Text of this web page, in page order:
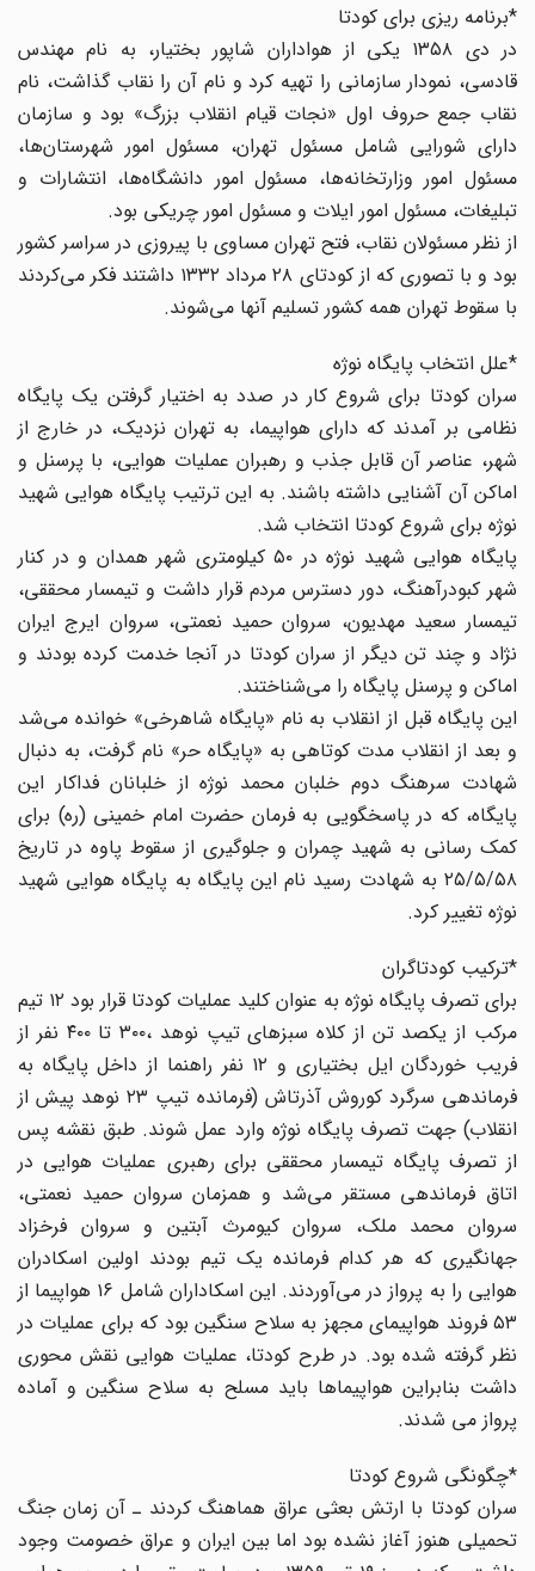
*برنامه ریزی برای کودتا
در دی ۱۳۵۸ یکی از هواداران شاپور بختیار، به نام مهندس
قادسی‌، نمودار سازمانی را تهیه کرد و نام آن را نقاب گذاشت، نام
نقاب جمع حروف اول «نجات قیام انقلاب بزرگ» بود و سازمان
دارای شورایی شامل مسئول تهران، مسئول امور شهرستان‌ها‌،
مسئول امور وزارتخانه‌ها، مسئول امور دانشگاه‌ها، انتشارات و
تبلیغات‌، مسئول امور ایلات و مسئول امور چریکی بود‌.
از نظر مسئولان نقاب، فتح تهران مساوی با پیروزی در سراسر کشور
بود و با تصوری که از کودتای ۲۸ مرداد ۱۳۳۲ داشتند فکر می‌کردند
با سقوط تهران همه کشور تسلیم آنها می‌شوند.
*علل انتخاب پایگاه نوژه
سران کودتا برای شروع کار در صدد به اختیار گرفتن یک پایگاه
نظامی بر آمدند که دارای هواپیما، به تهران نزدیک، در خارج از
شهر، عناصر آن قابل جذب و رهبران عملیات هوایی، با پرسنل و
اماکن آن آشنایی داشته باشند. به این ترتیب پایگاه هوایی شهید
نوژه برای شروع کودتا انتخاب شد.
پایگاه هوایی شهید نوژه در ۵۰ کیلو‌متری شهر همدان و در کنار
شهر کبودرآهنگ، دور دسترس مردم قرار داشت و تیمسار محققی،
تیمسار سعید مهدیون، سروان حمید نعمتی، سروان ایرج ایران
نژاد و چند تن دیگر از سران کودتا در آنجا خدمت کرده بودند و
اماکن و پرسنل پایگاه را می‌شناختند‌.
این پایگاه قبل از انقلاب به نام «پایگاه شاهرخی» خوانده می‌شد
و بعد از انقلاب مدت کوتاهی به «پایگاه حر» نام گرفت، به دنبال
شهادت سرهنگ دوم خلبان محمد نوژه از خلبانان فداکار این
پایگاه، که در پاسخگویی به فرمان حضرت امام خمینی (ره) برای
کمک رسانی به شهید چمران و جلوگیری از سقوط پاوه در تاریخ
۲۵/۵/۵۸ به شهادت رسید نام این پایگاه به پایگاه هوایی شهید
نوژه تغییر کرد.
*ترکیب کودتا‌گران
برای تصرف پایگاه نوژه به عنوان کلید عملیات کودتا قرار بود ۱۲ تیم
مرکب از یکصد تن از کلاه سبزهای تیپ نوهد ،۳۰۰ تا ۴۰۰ نفر از
فریب خوردگان ایل بختیاری و ۱۲ نفر راهنما از داخل پایگاه به
فرماندهی سرگرد کوروش آذرتاش (فرمانده تیپ ۲۳ نوهد پیش از
انقلاب) جهت تصرف پایگاه نوژه وارد عمل شوند‌. طبق نقشه پس
از تصرف پایگاه تیمسار محققی برای رهبری عملیات هوایی در
اتاق فرماندهی مستقر می‌شد و همزمان سروان حمید نعمتی،
سروان محمد ملک، سروان کیومرث آبتین و سروان فرخزاد
جهانگیری که هر کدام فرمانده یک تیم بودند اولین اسکادران
هوایی را به پرواز در می‌آوردند. این اسکاداران شامل ۱۶ هواپیما از
۵۳ فروند هواپیمای مجهز به سلاح سنگین بود که برای عملیات در
نظر گرفته شده بود‌. در طرح کودتا، عملیات هوایی نقش محوری
داشت بنابراین هواپیما‌ها باید مسلح به سلاح سنگین و آماده
پرواز می شدند.
*چگونگی شروع کودتا
سران کودتا با ارتش بعثی عراق هماهنگ کردند ـ آن زمان جنگ
تحمیلی هنوز آغاز نشده بود اما بین ایران و عراق خصومت وجود